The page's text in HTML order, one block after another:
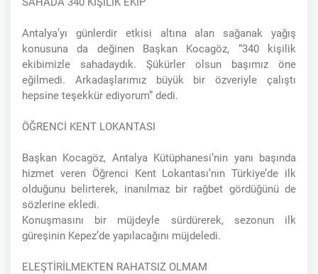
Antalya’yı günlerdir etkisi altına alan sağanak yağış
konusuna da değinen Başkan Kocagöz, “340 kişilik
ekibimizle sahadaydık. Şükürler olsun başımız öne
eğilmedi. Arkadaşlarımız büyük bir özveriyle çalıştı
hepsine teşekkür ediyorum” dedi.
ÖĞRENCİ KENT LOKANTASI
Başkan Kocagöz, Antalya Kütüphanesi’nin yanı başında
hizmet veren Öğrenci Kent Lokantası’nın Türkiye’de ilk
olduğunu belirterek, inanılmaz bir rağbet gördüğünü de
sözlerine ekledi.
Konuşmasını bir müjdeyle sürdürerek, sezonun ilk
güreşinin Kepez’de yapılacağını müjdeledi.
ELEŞTİRİLMEKTEN RAHATSIZ OLMAM